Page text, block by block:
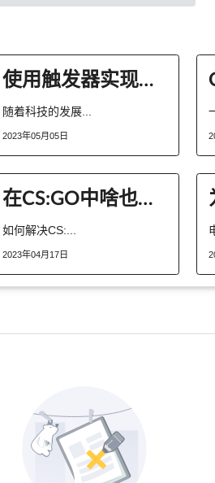
使用触发器实现记录日志
随着科技的发展...
2023年05月05日
在CS:GO中啥也看不到该怎么办？
如何解决CS:...
2023年04月17日